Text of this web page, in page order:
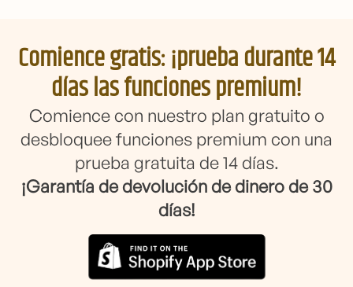
Comience gratis: ¡prueba durante 14
días las funciones premium!
Comience con nuestro plan gratuito o
desbloquee funciones premium con una
prueba gratuita de 14 días.
¡Garantía de devolución de dinero de 30
días!